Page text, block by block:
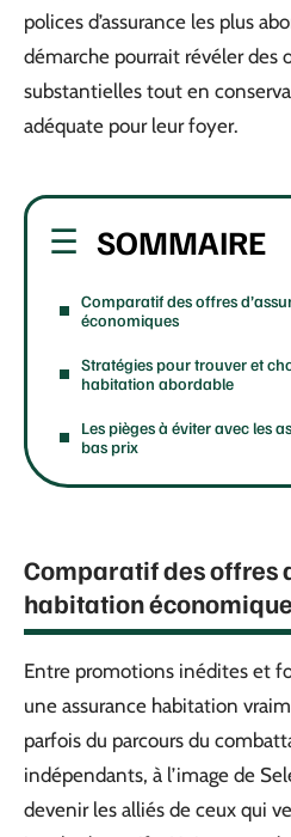
polices d’assurance les plus
démarche pourrait révéler des
substantielles tout en
adéquate pour leur foyer.
SOMMAIRE
Comparatif des offres
économiques
Stratégies pour trouver et
habitation abordable
Les pièges à éviter avec les
bas prix
Comparatif des offres
habitation
Entre promotions inédites et
une assurance habitation
parfois du parcours du
indépendants, à l’image de
devenir les alliés de ceux qui